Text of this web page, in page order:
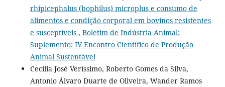
rhipicephalus (bophilus) microplus e consumo de
alimentos e condição corporal em bovinos resistentes
e susceptíveis , Boletim de Indústria Animal:
Suplemento: IV Encontro Científico de Produção
Animal Sustentável
Cecília José Veríssimo, Roberto Gomes da Silva,
Antonio Álvaro Duarte de Oliveira, Wander Ramos